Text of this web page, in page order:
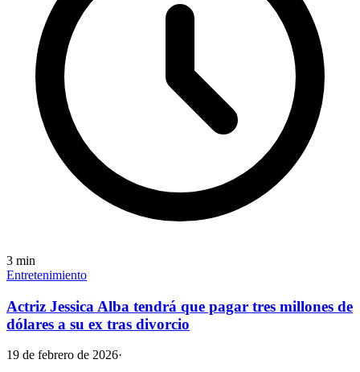
3 min
Entretenimiento
Actriz Jessica Alba tendrá que pagar tres millones de
dólares a su ex tras divorcio
19 de febrero de 2026·